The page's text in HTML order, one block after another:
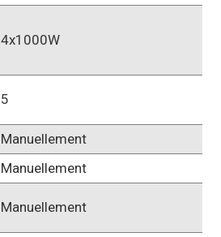
4x1000W
5
Manuellement
Manuellement
Manuellement